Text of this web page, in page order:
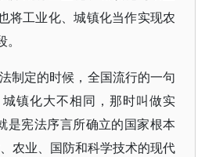
将工业化、城镇化当作实现农
制定的时候，全国流行的一句
镇化大不相同，那时叫做实
是宪法序言所确立的国家根本
农业、国防和科学技术的现代